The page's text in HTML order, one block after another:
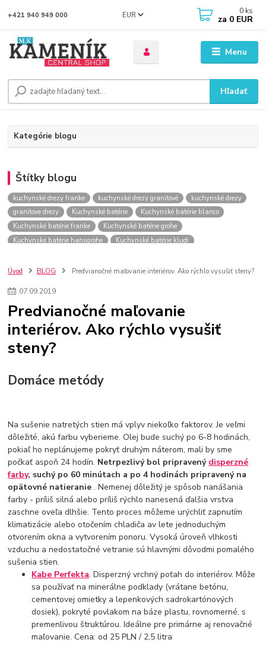
Menu
EUR
Hľadať
+421 940 949 000 0 ks
za 0 EUR
Kategórie blogu
Štítky blogu
kuchynské drezy franke kuchynské drezy granitové
kuchynské drezy
granitove drezy
Kuchynské batérie
Kuchynské batérie blanco
Kuchynské batérie franke
Kuchynské batérie grohe
Kuchynské batérie hansgrohe
Kuchynské batérie kludi
kuchynské batérie sagittarius
kuchynské batérie
vodovodné batérie
kuchynské drezy sety
kúpelňové batérie
vodovodné batérie do kúpelne kuchynske
bidetové batérie
vaňové batérie
sprchové batérie
vodovodné batérie do steny
vodovodné batérie grohe
Zápustné umývadlá
sprchový záves
Ako znížiť náklady
Ako znížiť náklady na firmu
szco nakup bez dph
szco nakup bez dph nakupovanie na firmu bez dph
nákup bez dph v eu ň
Úvod BLOG Predvianočné maľovanie interiérov. Ako rýchlo vysušiť steny?
07.09.2019
Predvianočné maľovanie
interiérov. Ako rýchlo vysušiť
steny?
Domáce metódy
Na sušenie natretých stien má vplyv niekoľko faktorov. Je veľmi
dôležité, akú farbu vyberieme. Olej bude suchý po 6-8 hodinách,
pokiaľ ho neplánujeme pokryť druhým náterom, mali by sme
počkať aspoň 24 hodín. Netrpezlivý bol pripravený disperzné
farby, suchý po 60 minútach a po 4 hodinách pripravený na
opätovné natieranie. Nemenej dôležitý je spôsob nanášania
farby - príliš silná alebo príliš rýchlo nanesená ďalšia vrstva
zaschne oveľa dlhšie. Tento proces môžeme urýchliť zapnutím
klimatizácie alebo otočením chladiča av lete jednoduchým
otvorením okna a vytvorením ponoru. Vysoká úroveň vlhkosti
vzduchu a nedostatočné vetranie sú hlavnými dôvodmi pomalého
sušenia stien.
Kabe Perfekta. Disperzný vrchný poťah do interiérov. Môže
sa používať na minerálne podklady (vrátane betónu,
cementovej omietky a lepenkových sadrokartónových
dosiek), pokryté povlakom na báze plastu, rovnomerné, s
premenlivou štruktúrou. Ideálne pre primárne aj renovačné
maľovanie. Cena: od 25 PLN / 2,5 litra